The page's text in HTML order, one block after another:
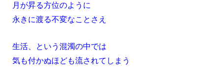
月が昇る方位のように
永きに渡る不変なことさえ
生活、という混濁の中では
気も付かぬほども流されてしまう